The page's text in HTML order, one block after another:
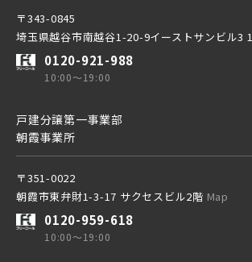
埼玉高速鉄道
東京メトロ東西線
都営新宿線
埼玉新都市交通 [伊奈線]
京成線
京成松戸線
京成本線
〒343-0845
埼玉県越谷市南越谷1-20-9イーストサンビル3
0120-921-988
10:00～19:00
戸建分譲第一事業部
朝霞事業所
〒351-0022
朝霞市東弁財1-3-17 サクセスビル2階 Map
0120-959-618
10:00～19:00